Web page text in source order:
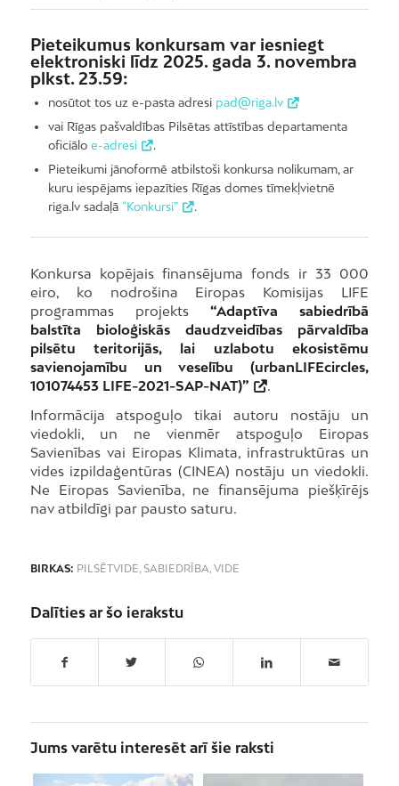
Pieteikumus konkursam var iesniegt
elektroniski līdz 2025. gada 3. novembra
plkst. 23.59:
nosūtot tos uz e-pasta adresi pad@riga.lv
vai Rīgas pašvaldības Pilsētas attīstības departamenta
oficiālo e-adresi
.
Pieteikumi jānoformē atbilstoši konkursa nolikumam, ar
kuru iespējams iepazīties Rīgas domes tīmekļvietnē
riga.lv sadaļā “Konkursi” .
Konkursa kopējais finansējuma fonds ir 33 000
eiro, ko nodrošina Eiropas Komisijas LIFE
programmas projekts“Adaptīva sabiedrībā
balstīta bioloģiskās daudzveidības pārvaldība
pilsētu teritorijās, lai uzlabotu ekosistēmu
savienojamību un veselību (urbanLIFEcircles,
101074453 LIFE-2021-SAP-NAT)”
.
Informācija atspoguļo tikai autoru nostāju un
viedokli, un ne vienmēr atspoguļo Eiropas
Savienības vai Eiropas Klimata, infrastruktūras un
vides izpildaģentūras (CINEA) nostāju un viedokli.
Ne Eiropas Savienība, ne finansējuma piešķīrējs
nav atbildīgi par pausto saturu.
BIRKAS: PILSĒTVIDE, SABIEDRĪBA, VIDE
Dalīties ar šo ierakstu
Jums varētu interesēt arī šie raksti